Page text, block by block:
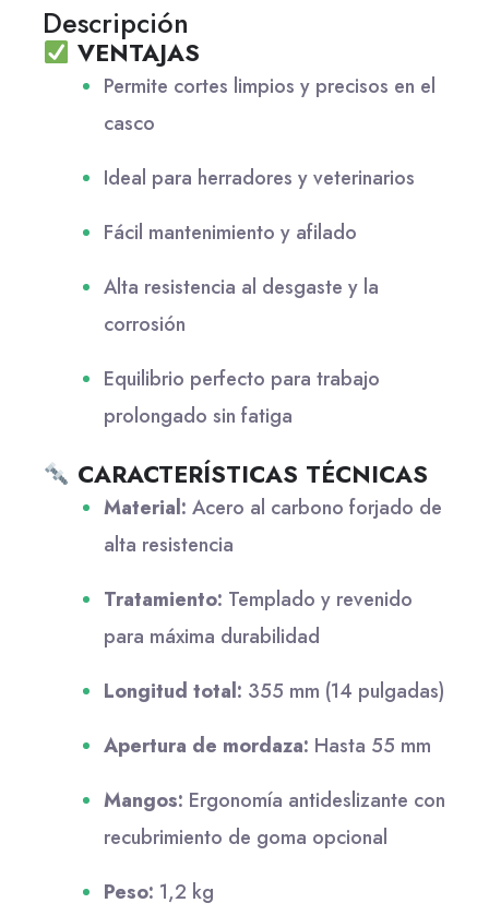
Descripción
VENTAJAS
Permite cortes limpios y precisos en el
casco
Ideal para herradores y veterinarios
Fácil mantenimiento y afilado
Alta resistencia al desgaste y la
corrosión
Equilibrio perfecto para trabajo
prolongado sin fatiga
CARACTERÍSTICAS TÉCNICAS
Material: Acero al carbono forjado de
alta resistencia
Tratamiento: Templado y revenido
para máxima durabilidad
Longitud total: 355 mm (14 pulgadas)
Apertura de mordaza: Hasta 55 mm
Mangos: Ergonomía antideslizante con
recubrimiento de goma opcional
Peso: 1,2 kg